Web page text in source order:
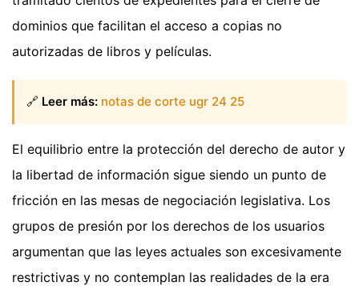
dominios que facilitan el acceso a copias no
autorizadas de libros y películas.
🔗 Leer más: notas de corte ugr 24 25
El equilibrio entre la protección del derecho de autor y
la libertad de información sigue siendo un punto de
fricción en las mesas de negociación legislativa. Los
grupos de presión por los derechos de los usuarios
argumentan que las leyes actuales son excesivamente
restrictivas y no contemplan las realidades de la era